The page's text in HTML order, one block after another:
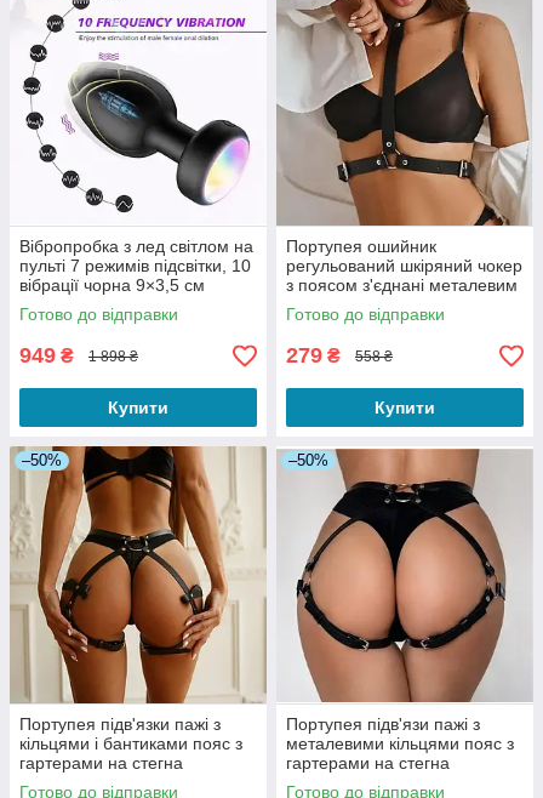
Вібропробка з лед світлом на
пульті 7 режимів підсвітки, 10
вібрації чорна 9×3,5 см
Готово до відправки
949 ₴ 1 898 ₴
Купити
Портупея ошийник
регульований шкіряний чокер
з поясом з'єднані металевим
кільцем колір чорний
Готово до відправки
279 ₴ 558 ₴
Купити
–50%
Портупея підв'язки пажі з
кільцями і бантиками пояс з
гартерами на стегна
регулюються чорний
Готово до відправки
–50%
Портупея підв'язи пажі з
металевими кільцями пояс з
гартерами на стегна
регулюються чорний
Готово до відправки